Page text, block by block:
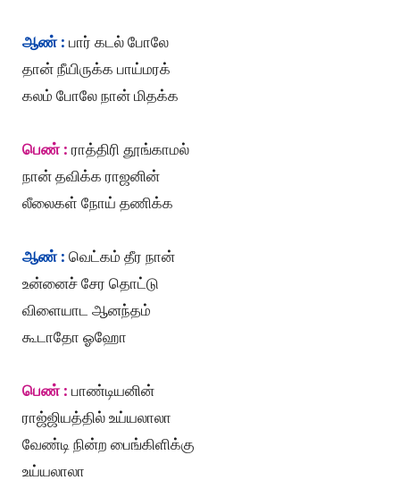
ஆண் : பார் கடல் போலே
தான் நீயிருக்க பாய்மரக்
கலம் போலே நான் மிதக்க
பெண் : ராத்திரி தூங்காமல்
நான் தவிக்க ராஜனின்
லீலைகள் நோய் தணிக்க
ஆண் : வெட்கம் தீர நான்
உன்னைச் சேர தொட்டு
விளையாட ஆனந்தம்
கூடாதோ ஓஹோ
பெண் : பாண்டியனின்
ராஜ்ஜியத்தில் உய்யலாலா
வேண்டி நின்ற பைங்கிளிக்கு
உய்யலாலா